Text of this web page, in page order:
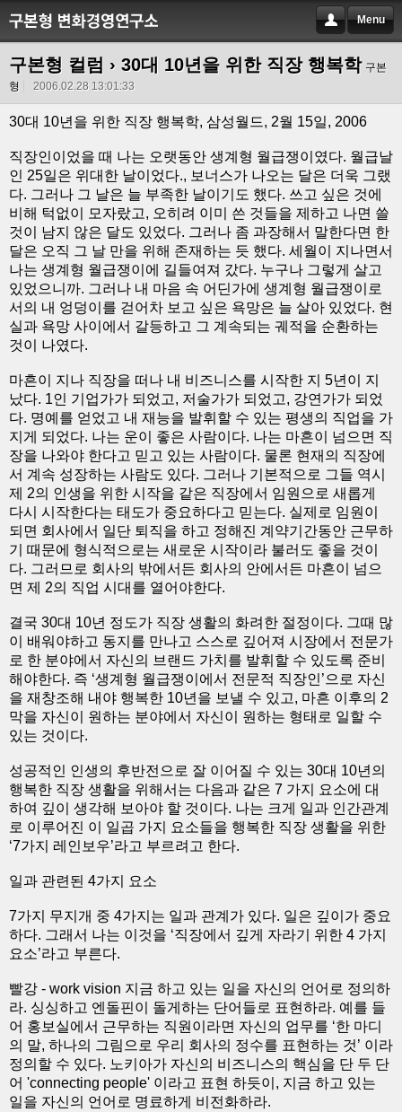
Menu
구본형 컬럼 › 30대 10년을 위한 직장 행복학 구본
형
2006.02.28 13:01:33
30대 10년을 위한 직장 행복학, 삼성월드, 2월 15일, 2006
직장인이었을 때 나는 오랫동안 생계형 월급쟁이였다. 월급날
인 25일은 위대한 날이었다., 보너스가 나오는 달은 더욱 그랬
다. 그러나 그 날은 늘 부족한 날이기도 했다. 쓰고 싶은 것에
비해 턱없이 모자랐고, 오히려 이미 쓴 것들을 제하고 나면 쓸
것이 남지 않은 달도 있었다. 그러나 좀 과장해서 말한다면 한
달은 오직 그 날 만을 위해 존재하는 듯 했다. 세월이 지나면서
나는 생계형 월급쟁이에 길들여져 갔다. 누구나 그렇게 살고
있었으니까. 그러나 내 마음 속 어딘가에 생계형 월급쟁이로
서의 내 엉덩이를 걷어차 보고 싶은 욕망은 늘 살아 있었다. 현
실과 욕망 사이에서 갈등하고 그 계속되는 궤적을 순환하는
것이 나였다.
마흔이 지나 직장을 떠나 내 비즈니스를 시작한 지 5년이 지
났다. 1인 기업가가 되었고, 저술가가 되었고, 강연가가 되었
다. 명예를 얻었고 내 재능을 발휘할 수 있는 평생의 직업을 가
지게 되었다. 나는 운이 좋은 사람이다. 나는 마흔이 넘으면 직
장을 나와야 한다고 믿고 있는 사람이다. 물론 현재의 직장에
서 계속 성장하는 사람도 있다. 그러나 기본적으로 그들 역시
제 2의 인생을 위한 시작을 같은 직장에서 임원으로 새롭게
다시 시작한다는 태도가 중요하다고 믿는다. 실제로 임원이
되면 회사에서 일단 퇴직을 하고 정해진 계약기간동안 근무하
기 때문에 형식적으로는 새로운 시작이라 불러도 좋을 것이
다. 그러므로 회사의 밖에서든 회사의 안에서든 마흔이 넘으
면 제 2의 직업 시대를 열어야한다.
결국 30대 10년 정도가 직장 생활의 화려한 절정이다. 그때 많
이 배워야하고 동지를 만나고 스스로 깊어져 시장에서 전문가
로 한 분야에서 자신의 브랜드 가치를 발휘할 수 있도록 준비
해야한다. 즉 ‘생계형 월급쟁이에서 전문적 직장인’으로 자신
을 재창조해 내야 행복한 10년을 보낼 수 있고, 마흔 이후의 2
막을 자신이 원하는 분야에서 자신이 원하는 형태로 일할 수
있는 것이다.
성공적인 인생의 후반전으로 잘 이어질 수 있는 30대 10년의
행복한 직장 생활을 위해서는 다음과 같은 7 가지 요소에 대
하여 깊이 생각해 보아야 할 것이다. 나는 크게 일과 인간관계
로 이루어진 이 일곱 가지 요소들을 행복한 직장 생활을 위한
‘7가지 레인보우’라고 부르려고 한다.
일과 관련된 4가지 요소
7가지 무지개 중 4가지는 일과 관계가 있다. 일은 깊이가 중요
하다. 그래서 나는 이것을 ‘직장에서 깊게 자라기 위한 4 가지
요소’라고 부른다.
빨강 - work vision 지금 하고 있는 일을 자신의 언어로 정의하
라. 싱싱하고 엔돌핀이 돌게하는 단어들로 표현하라. 예를 들
어 홍보실에서 근무하는 직원이라면 자신의 업무를 ‘한 마디
의 말, 하나의 그림으로 우리 회사의 정수를 표현하는 것’ 이라
정의할 수 있다. 노키아가 자신의 비즈니스의 핵심을 단 두 단
어 'connecting people' 이라고 표현 하듯이, 지금 하고 있는
일을 자신의 언어로 명료하게 비전화하라.